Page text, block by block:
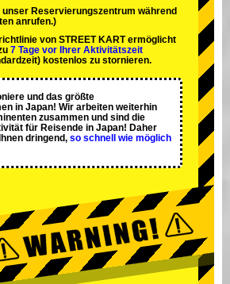
unser Reservierungszentrum während
anrufen.)
von STREET KART ermöglicht
7 Tage vor Ihrer Aktivitätszeit
kostenlos zu stornieren.
und das größte
in Japan! Wir arbeiten weiterhin
zusammen und sind die
für Reisende in Japan! Daher
dringend, so schnell wie möglich